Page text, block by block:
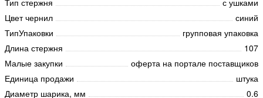
Тип стержня
с ушками
Цвет чернил
синий
ТипУпаковки
групповая упаковка
Длина стержня
107
Малые закупки
оферта на портале поставщиков
Единица продажи
штука
Диаметр шарика, мм
0.6